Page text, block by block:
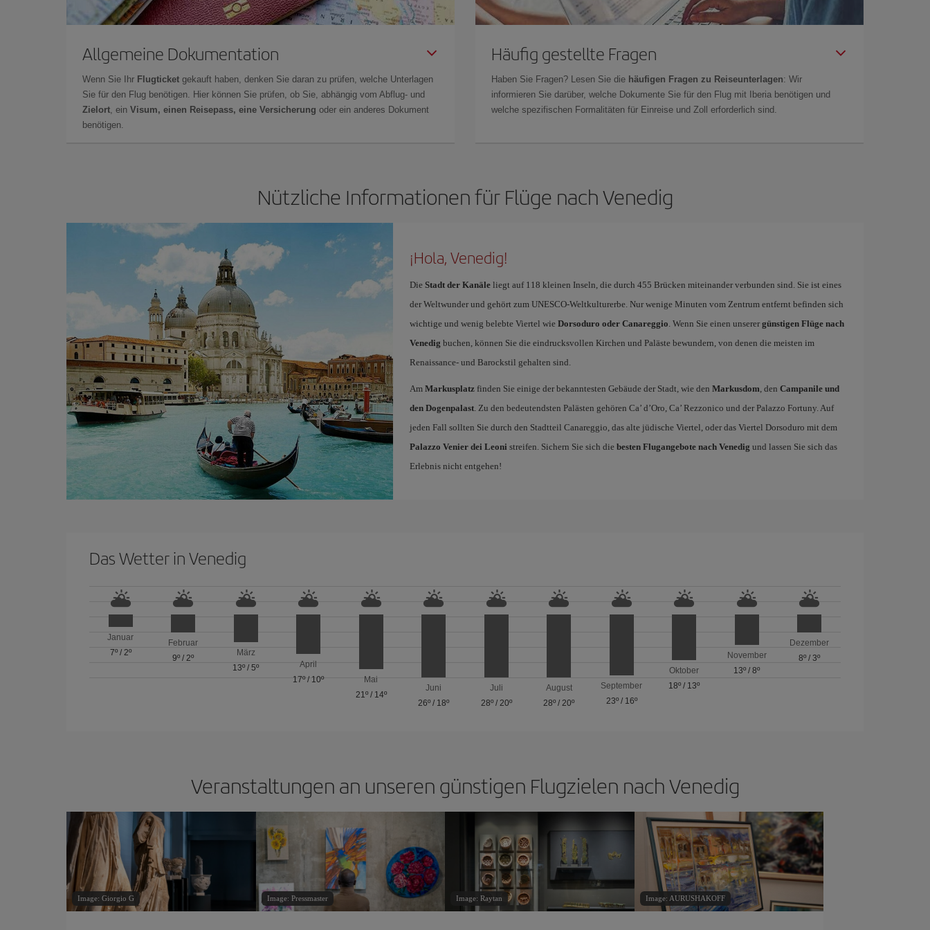
Allgemeine Dokumentation
Wenn Sie Ihr Flugticket gekauft haben, denken Sie daran zu prüfen, welche Unterlagen
Sie für den Flug benötigen. Hier können Sie prüfen, ob Sie, abhängig vom Abflug- und
Zielort, ein Visum, einen Reisepass, eine Versicherung oder ein anderes Dokument
benötigen.
Häufig gestellte Fragen
Haben Sie Fragen? Lesen Sie die häufigen Fragen zu Reiseunterlagen: Wir
informieren Sie darüber, welche Dokumente Sie für den Flug mit Iberia benötigen und
welche spezifischen Formalitäten für Einreise und Zoll erforderlich sind.
Nützliche Informationen für Flüge nach Venedig
¡Hola, Venedig!
Die Stadt der Kanäleliegt auf 118 kleinen Inseln, die durch 455 Brücken miteinander verbunden sind. Sie ist eines
der Weltwunder und gehört zum UNESCO-Weltkulturerbe. Nur wenige Minuten vom Zentrum entfernt befinden sich
wichtige und wenig belebte Viertel wie Dorsoduro oder Canareggio. Wenn Sie einen unserer günstigen Flüge nach
Venedig buchen, können Sie die eindrucksvollen Kirchen und Paläste bewundern, von denen die meisten im
Renaissance- und Barockstil gehalten sind.
Am Markusplatzfinden Sie einige der bekanntesten Gebäude der Stadt, wie den Markusdom, den Campanile und
den Dogenpalast. Zu den bedeutendsten Palästen gehören Ca’ d’Oro, Ca’ Rezzonico und der Palazzo Fortuny. Auf
jeden Fall sollten Sie durch den Stadtteil Canareggio, das alte jüdische Viertel, oder das Viertel Dorsoduro mit dem
Palazzo Venier dei Leoni streifen. Sichern Sie sich die besten Flugangebote nach Venedig und lassen Sie sich das
Erlebnis nicht entgehen!
Das Wetter in Venedig
Januar
7º/ 2º
Februar
9º /2º
März
13º /5º
April
17º/ 10º
Mai
21º/ 14º
Juni
26º / 18º
Juli
28º/ 20º
August
28º /20º
September
23º/ 16º
Oktober
18º / 13º
November
13º /8º
Dezember
8º /3º
Veranstaltungen an unseren günstigen Flugzielen nach Venedig
Image: Giorgio G Image: Pressmaster Image: Raytan Image: AURUSHAKOFF